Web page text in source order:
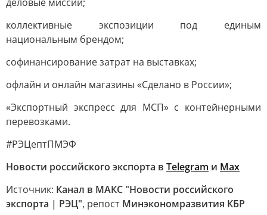
коллективные экспозиции под единым
национальным брендом;
софинансирование затрат на выставках;
офлайн и онлайн магазины «Сделано в России»;
«Экспортный экспресс для МСП» с контейнерными
перевозками.
#РЭЦептПМЭФ
Новости российского экспорта в Telegram и Max
Источник: Канал в МАКС "Новости российского
экспорта | РЭЦ", репост Минэкономразвития КБР